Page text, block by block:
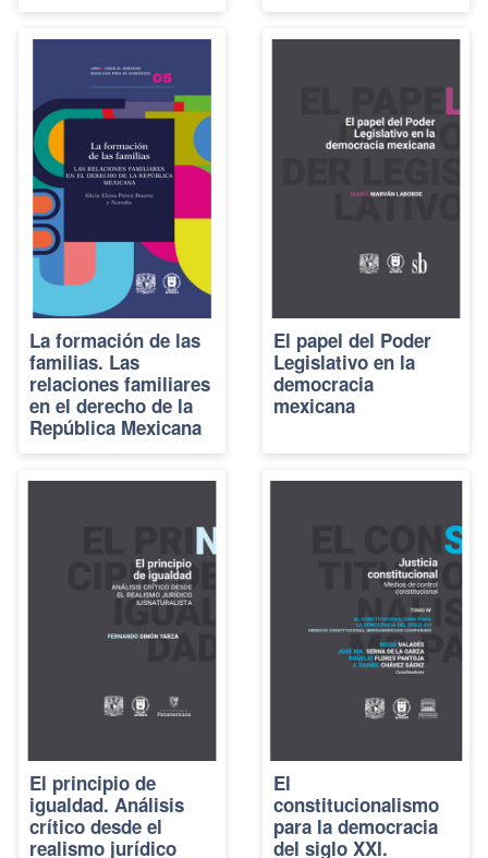
La formación de las
familias. Las
relaciones familiares
en el derecho de la
República Mexicana
El papel del Poder
Legislativo en la
democracia
mexicana
El principio de
igualdad. Análisis
crítico desde el
realismo jurídico
El
constitucionalismo
para la democracia
del siglo XXI.